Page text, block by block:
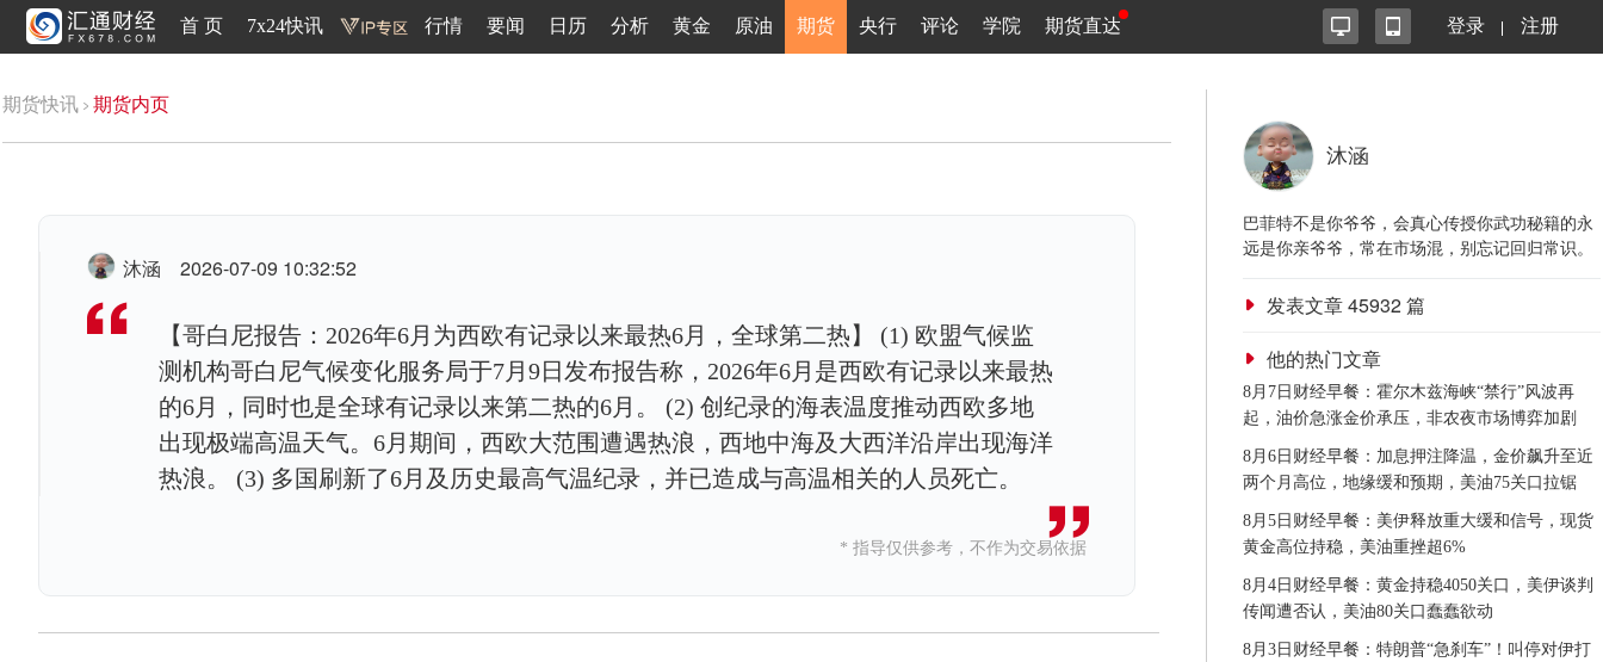
首 页 7x24快讯 行情 要闻 日历 分析 黄金 原油 期货 央行 评论 学院 期货直达 登录 注册
期货快讯 期货内页
沐涵 2026-07-09 10:32:52
【哥白尼报告：2026年6月为西欧有记录以来最热6月，全球第二热】 (1) 欧盟气候监
测机构哥白尼气候变化服务局于7月9日发布报告称，2026年6月是西欧有记录以来最热
的6月，同时也是全球有记录以来第二热的6月。 (2) 创纪录的海表温度推动西欧多地
出现极端高温天气。6月期间，西欧大范围遭遇热浪，西地中海及大西洋沿岸出现海洋
热浪。 (3) 多国刷新了6月及历史最高气温纪录，并已造成与高温相关的人员死亡。
* 指导仅供参考，不作为交易依据
沐涵
巴菲特不是你爷爷，会真心传授你武功秘籍的永
远是你亲爷爷，常在市场混，别忘记回归常识。
发表文章45932篇
他的热门文章
8月7日财经早餐：霍尔木兹海峡“禁行”风波再
起，油价急涨金价承压，非农夜市场博弈加剧
8月6日财经早餐：加息押注降温，金价飙升至近
两个月高位，地缘缓和预期，美油75关口拉锯
8月5日财经早餐：美伊释放重大缓和信号，现货
黄金高位持稳，美油重挫超6%
8月4日财经早餐：黄金持稳4050关口，美伊谈判
传闻遭否认，美油80关口蠢蠢欲动
8月3日财经早餐：特朗普“急刹车”！叫停对伊打